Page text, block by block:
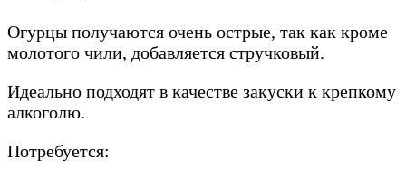
Огурцы получаются очень острые, так как кроме
молотого чили, добавляется стручковый.
Идеально подходят в качестве закуски к крепкому
алкоголю.
Потребуется: